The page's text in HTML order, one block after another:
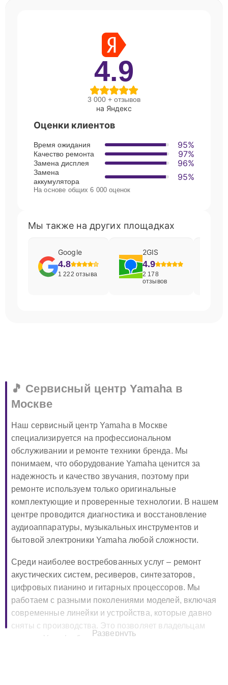
4.9
3 000 + отзывов
на Яндекс
Оценки клиентов
Время ожидания 95%
Качество ремонта 97%
Замена дисплея 96%
Замена
аккумулятора
95%
На основе общих 6 000 оценок
Мы также на других площадках
Google
4.8
1 222 отзыва
2GIS
4.9
2 178
отзывов
🎵 Сервисный центр Yamaha в
Москве
Наш сервисный центр Yamaha в Москве
специализируется на профессиональном
обслуживании и ремонте техники бренда. Мы
понимаем, что оборудование Yamaha ценится за
надежность и качество звучания, поэтому при
ремонте используем только оригинальные
комплектующие и проверенные технологии. В нашем
центре проводится диагностика и восстановление
аудиоаппаратуры, музыкальных инструментов и
бытовой электроники Yamaha любой сложности.
Среди наиболее востребованных услуг – ремонт
акустических систем, ресиверов, синтезаторов,
цифровых пианино и гитарных процессоров. Мы
работаем с разными поколениями моделей, включая
современные линейки и устройства, которые давно
сняты с производства. Это позволяет владельцам
техники Yamaha быть уверенными, что их
Развернуть